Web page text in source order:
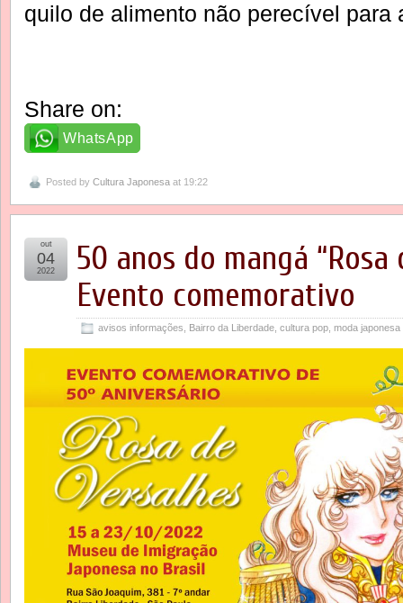
quilo de alimento não perecível para
Share on:
WhatsApp
Posted by Cultura Japonesa at 19:22
50 anos do mangá “Rosa
Evento comemorativo
avisos informações Bairro da Liberdade cultura pop moda japonesa
out
04
2022